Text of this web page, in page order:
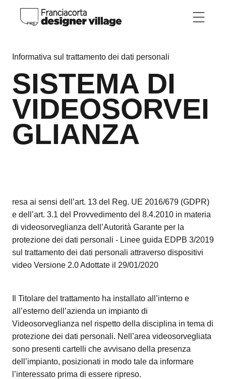
SISTEMA DI
VIDEOSORVEI
GLIANZA
Informativa sul trattamento dei dati personali
resa ai sensi dell’art. 13 del Reg. UE 2016/679 (GDPR)
e dell’art. 3.1 del Provvedimento del 8.4.2010 in materia
di videosorveglianza dell’Autorità Garante per la
protezione dei dati personali - Linee guida EDPB 3/2019
sul trattamento dei dati personali attraverso dispositivi
video Versione 2.0 Adottate il 29/01/2020
Il Titolare del trattamento ha installato all’interno e
all’esterno dell’azienda un impianto di
Videosorveglianza nel rispetto della disciplina in tema di
protezione dei dati personali. Nell’area videosorvegliata
sono presenti cartelli che avvisano della presenza
dell’impianto, posizionati in modo tale da informare
l’interessato prima di essere ripreso.